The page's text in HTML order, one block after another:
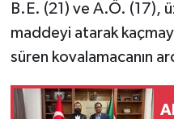
B.E. (21) ve A.Ö. (17),
maddeyi atarak
süren kovalamacanın